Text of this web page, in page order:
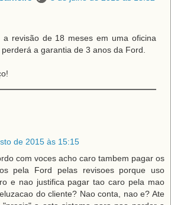
a revisão de 18 meses em uma oficina
a garantia de 3 anos da Ford.
de 2015 às 15:15
com voces acho caro tambem pagar os
pela Ford pelas revisoes porque uso
e nao justifica pagar tao caro pela mao
do cliente? Nao conta, nao e? Ate